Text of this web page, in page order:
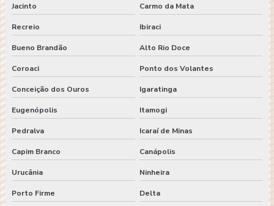
Jacinto Carmo da Mata
Recreio Ibiraci
Bueno Brandão Alto Rio Doce
Coroaci Ponto dos Volantes
Conceição dos Ouros Igaratinga
Eugenópolis Itamogi
Pedralva Icaraí de Minas
Capim Branco Canápolis
Urucânia Ninheira
Porto Firme Delta